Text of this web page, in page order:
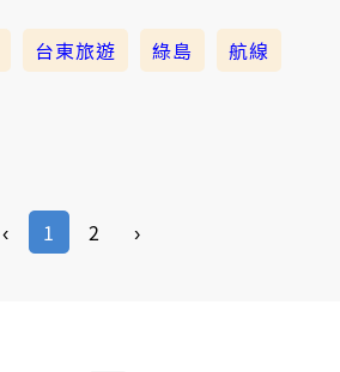
台東旅遊 綠島
航線
‹ 1 2 ›